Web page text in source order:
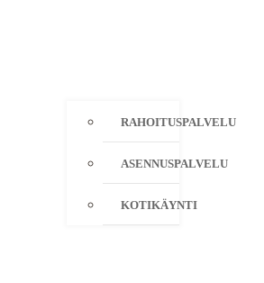
RAHOITUSPALVELU
ASENNUSPALVELU
KOTIKÄYNTI